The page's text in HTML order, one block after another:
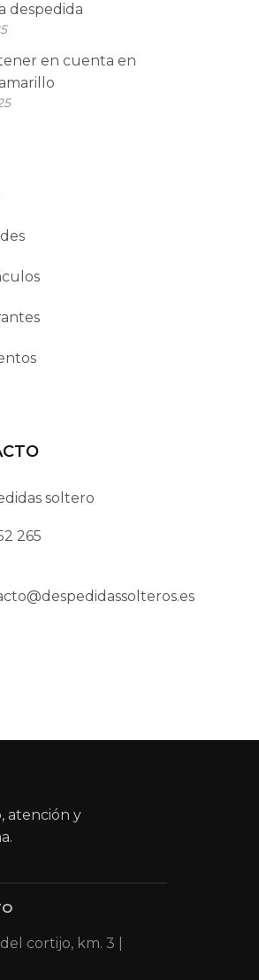
despedida
tener en cuenta en
soltero
265
atención y
cortijo, km. 3 |